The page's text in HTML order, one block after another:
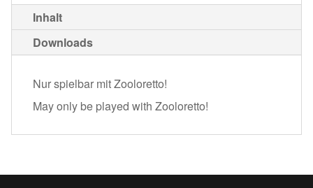
Inhalt
Downloads
Nur spielbar mit Zooloretto!
May only be played with Zooloretto!